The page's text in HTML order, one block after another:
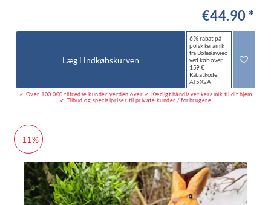
€44.90 *
Læg i indkøbskurven
6 % rabat på
polsk keramik
fra Bolesławiec
ved køb over
159 €
Rabatkode:
AT5X2A
✓ Over 100.000 tilfredse kunder verden over ✓ Kærligt håndlavet keramik til dit hjem
✓ Tilbud og specialpriser til private kunder / forbrugere
-11%